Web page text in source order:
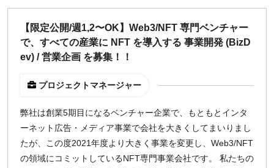
【限定公開/週1,2〜OK】Web3/NFT 専門ベンチャー
で、すべての産業に NFT を導入する 事業開発 (BizD
ev) / 営業企画 を募集！！
プロジェクトマネージャー
弊社は創業5期目になるベンチャー企業で、もともとインタ
ーネット広告・メディア事業で会社を大きくしてまいりまし
たが、この度2021年度より大きく事業を変更し、Web3/NFT
の領域にコミットしているNFT専門事業会社です。 私たちの